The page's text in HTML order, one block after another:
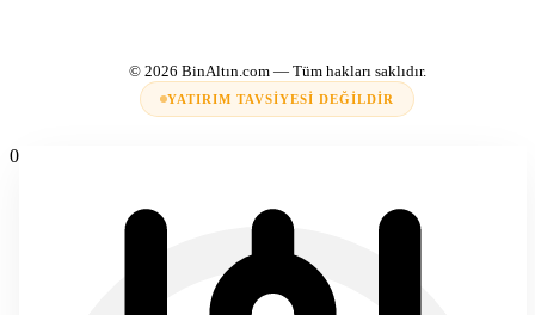
© 2026 BinAltın.com— Tüm hakları saklıdır.
YATIRIM TAVSIYESI DEĞILDIR
0